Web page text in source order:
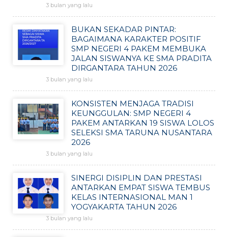
3 bulan yang lalu
BUKAN SEKADAR PINTAR:
BAGAIMANA KARAKTER POSITIF
SMP NEGERI 4 PAKEM MEMBUKA
JALAN SISWANYA KE SMA PRADITA
DIRGANTARA TAHUN 2026
3 bulan yang lalu
KONSISTEN MENJAGA TRADISI
KEUNGGULAN: SMP NEGERI 4
PAKEM ANTARKAN 19 SISWA LOLOS
SELEKSI SMA TARUNA NUSANTARA
2026
3 bulan yang lalu
SINERGI DISIPLIN DAN PRESTASI
ANTARKAN EMPAT SISWA TEMBUS
KELAS INTERNASIONAL MAN 1
YOGYAKARTA TAHUN 2026
3 bulan yang lalu